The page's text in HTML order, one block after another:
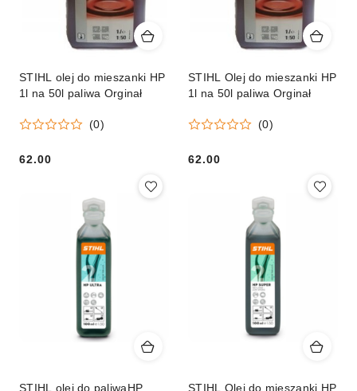
STIHL olej do mieszanki HP
1l na 50l paliwa Orginał
(0)
Cena:
62.00
STIHL Olej do mieszanki HP
1l na 50l paliwa Orginał
(0)
Cena:
62.00
STIHL olej do paliwaHP
STIHL Olej do mieszanki HP